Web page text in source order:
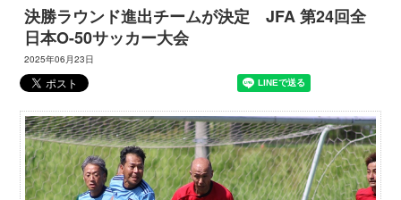
決勝ラウンド進出チームが決定 JFA 第24回全
日本O-50サッカー大会
2025年06月23日